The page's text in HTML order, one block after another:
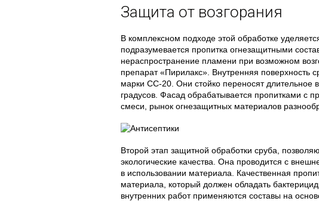
Защита от возгорания
В комплексном подходе этой обработке
подразумевается пропитка огнезащитными
нераспространение пламени при возможном
препарат «Пирилакс». Внутренняя поверхность
марки СС-20. Они стойко переносят длительное
градусов. Фасад обрабатывается пропитками с
смеси, рынок огнезащитных материалов
Второй этап защитной обработки сруба,
экологические качества. Она проводится с
в использовании материала. Качественная
материала, который должен обладать
внутренних работ применяются составы на